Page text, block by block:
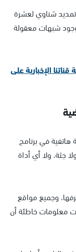
شناوي لعشرة
شبهات معقولة
متابعة قناتنا الإخبارية على
في برنامج
جثة، ولا أي أداة
وجميع مواقع
معلومات خاطئة أن